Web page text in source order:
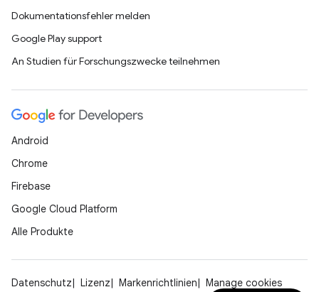
Dokumentationsfehler melden
Google Play support
An Studien für Forschungszwecke teilnehmen
Android
Chrome
Firebase
Google Cloud Platform
Alle Produkte
Datenschutz Lizenz Markenrichtlinien Manage cookies